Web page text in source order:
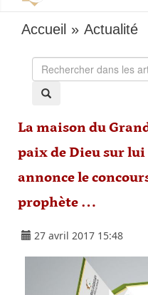
Accueil »Actualité
La maison du
paix de Dieu sur
annonce le
prophète …
27 avril 2017 15:48